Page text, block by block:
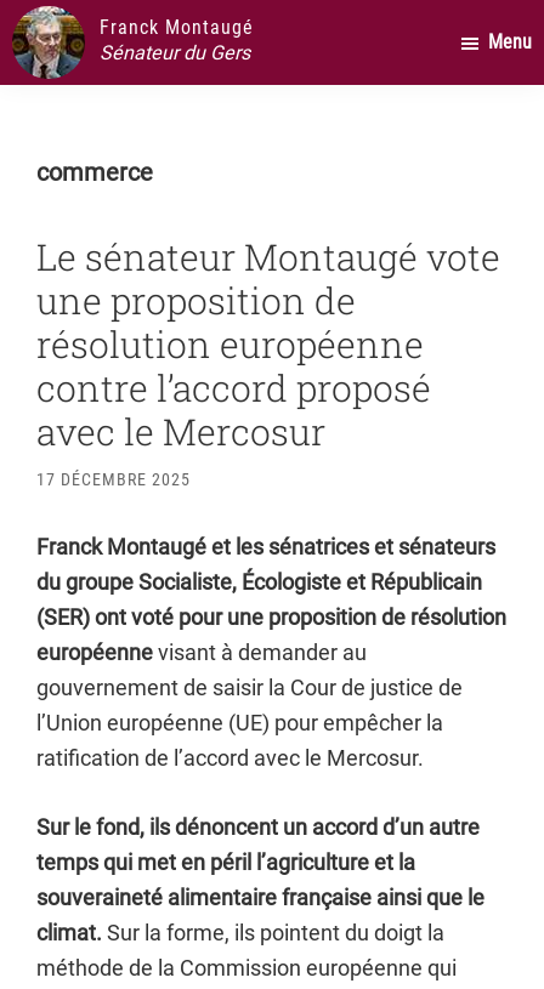
Passer
au
contenu
Passer
la
Passer
au
pied
Franck Montaugé
Sénateur du Gers
Menu
commerce
Le sénateur Montaugé vote
une proposition de
résolution européenne
contre l’accord proposé
avec le Mercosur
17 DÉCEMBRE 2025
Franck Montaugé et les sénatrices et sénateurs
du groupe Socialiste, Écologiste et Républicain
(SER) ont voté pour une proposition de résolution
européennevisant à demander au
gouvernement de saisir la Cour de justice de
l’Union européenne (UE) pour empêcher la
ratification de l’accord avec le Mercosur.
Sur le fond, ils dénoncent un accord d’un autre
temps qui met en péril l’agriculture et la
souveraineté alimentaire française ainsi que le
climat. Sur la forme, ils pointent du doigt la
méthode de la Commission européenne qui